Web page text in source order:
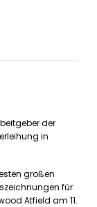
der
in
großen
für
Atfield am 11.